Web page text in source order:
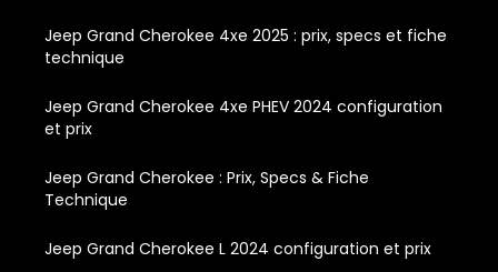
Jeep Grand Cherokee 4xe 2025 : prix, specs et fiche
technique
Jeep Grand Cherokee 4xe PHEV 2024 configuration
et prix
Jeep Grand Cherokee : Prix, Specs & Fiche
Technique
Jeep Grand Cherokee L 2024 configuration et prix